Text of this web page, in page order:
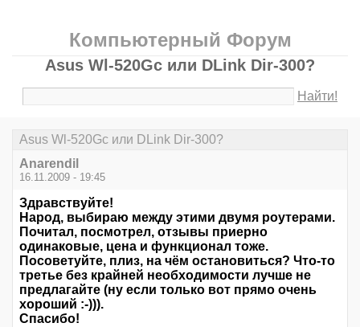
Компьютерный Форум
Asus Wl-520Gc или DLink Dir-300?
Найти!
Asus Wl-520Gc или DLink Dir-300?
Anarendil
16.11.2009 - 19:45
Здравствуйте!
Народ, выбираю между этими двумя роутерами.
Почитал, посмотрел, отзывы приерно
одинаковые, цена и функционал тоже.
Посоветуйте, плиз, на чём остановиться? Что-то
третье без крайней необходимости лучше не
предлагайте (ну если только вот прямо очень
хороший :-))).
Спасибо!